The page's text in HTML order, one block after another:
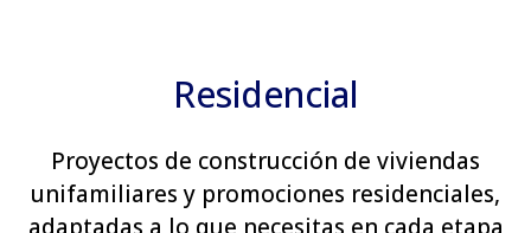
Residencial
Proyectos de construcción de viviendas
unifamiliares y promociones residenciales,